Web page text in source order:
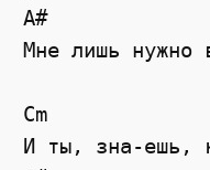
A#
Мне лишь нужно
Cm
И ты, зна-ешь,